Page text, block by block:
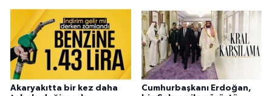
Akaryakıtta bir kez daha
Cumhurbaşkanı Erdoğan,